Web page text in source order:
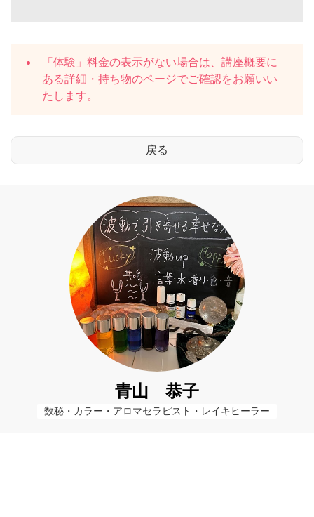
「体験」料金の表示がない場合は、講座概要に
ある詳細・持ち物のページでご確認をお願いい
たします。
青山 恭子
数秘・カラー・アロマセラピスト・レイキヒーラー